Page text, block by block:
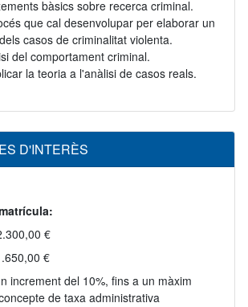
bàsics sobre recerca criminal.
que cal desenvolupar per elaborar un
casos de criminalitat violenta.
del comportament criminal.
la teoria a l'anàlisi de casos reals.
D'INTERÈS
€
€
increment del 10%, fins a un màxim
de taxa administrativa